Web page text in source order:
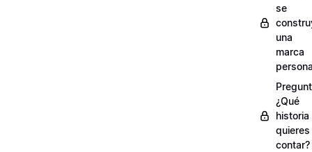
se
una
marca
¿Qué
historia
quieres
contar?